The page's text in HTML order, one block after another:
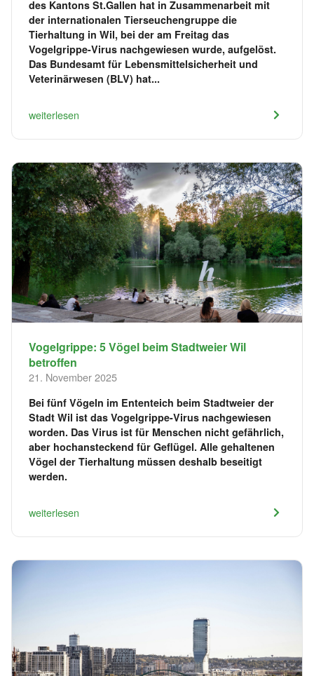
des Kantons St.Gallen hat in Zusammenarbeit mit
der internationalen Tierseuchengruppe die
Tierhaltung in Wil, bei der am Freitag das
Vogelgrippe-Virus nachgewiesen wurde, aufgelöst.
Das Bundesamt für Lebensmittelsicherheit und
Veterinärwesen (BLV) hat...
weiterlesen
Vogelgrippe: 5 Vögel beim Stadtweier Wil
betroffen
21. November 2025
Bei fünf Vögeln im Ententeich beim Stadtweier der
Stadt Wil ist das Vogelgrippe-Virus nachgewiesen
worden. Das Virus ist für Menschen nicht gefährlich,
aber hochansteckend für Geflügel. Alle gehaltenen
Vögel der Tierhaltung müssen deshalb beseitigt
werden.
weiterlesen